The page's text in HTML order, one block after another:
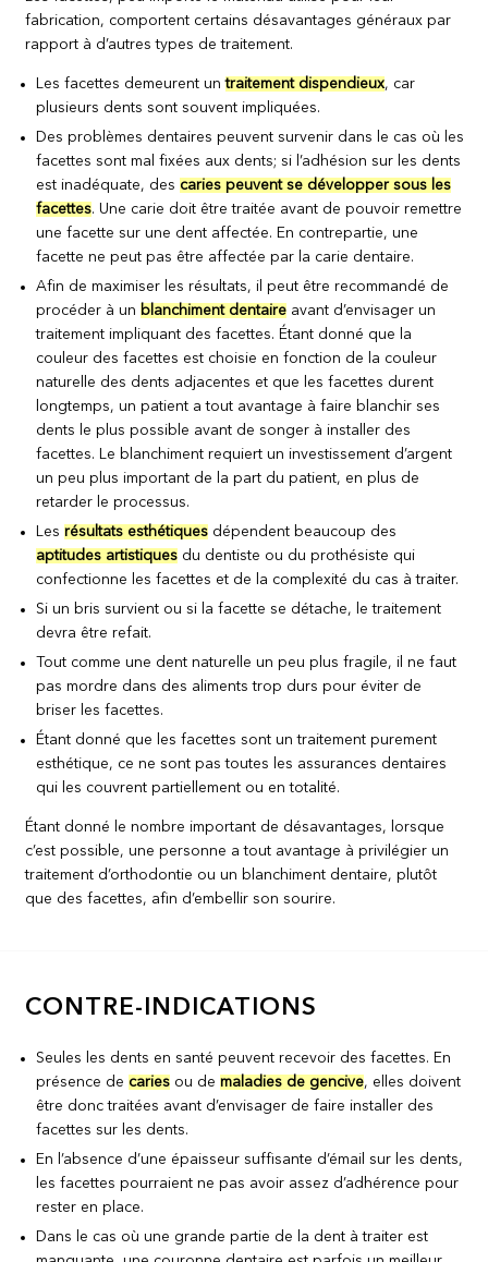
fabrication, comportent certains désavantages généraux par
rapport à d’autres types de traitement.
Les facettes demeurent untraitement dispendieux, car
plusieurs dents sont souvent impliquées.
Des problèmes dentaires peuvent survenir dans le cas où les
facettes sont mal fixées aux dents; si l’adhésion sur les dents
est inadéquate, des caries peuvent se développer sous les
facettes. Une carie doit être traitée avant de pouvoir remettre
une facette sur une dent affectée. En contrepartie, une
facette ne peut pas être affectée par la carie dentaire.
Afin de maximiser les résultats, il peut être recommandé de
procéder à un blanchiment dentaire avant d’envisager un
traitement impliquant des facettes. Étant donné que la
couleur des facettes est choisie en fonction de la couleur
naturelle des dents adjacentes et que les facettes durent
longtemps, un patient a tout avantage à faire blanchir ses
dents le plus possible avant de songer à installer des
facettes. Le blanchiment requiert un investissement d’argent
un peu plus important de la part du patient, en plus de
retarder le processus.
Lesrésultats esthétiques dépendent beaucoup des
aptitudes artistiques du dentiste ou du prothésiste qui
confectionne les facettes et de la complexité du cas à traiter.
Si un bris survient ou si la facette se détache, le traitement
devra être refait.
Tout comme une dent naturelle un peu plus fragile, il ne faut
pas mordre dans des aliments trop durs pour éviter de
briser les facettes.
Étant donné que les facettes sont un traitement purement
esthétique, ce ne sont pas toutes les assurances dentaires
qui les couvrent partiellement ou en totalité.
Étant donné le nombre important de désavantages, lorsque
c’est possible, une personne a tout avantage à privilégier un
traitement d’orthodontie ou un blanchiment dentaire, plutôt
que des facettes, afin d’embellir son sourire.
CONTRE-INDICATIONS
Seules les dents en santé peuvent recevoir des facettes. En
présence de caries ou demaladies de gencive, elles doivent
être donc traitées avant d’envisager de faire installer des
facettes sur les dents.
En l’absence d’une épaisseur suffisante d’émail sur les dents,
les facettes pourraient ne pas avoir assez d’adhérence pour
rester en place.
Dans le cas où une grande partie de la dent à traiter est